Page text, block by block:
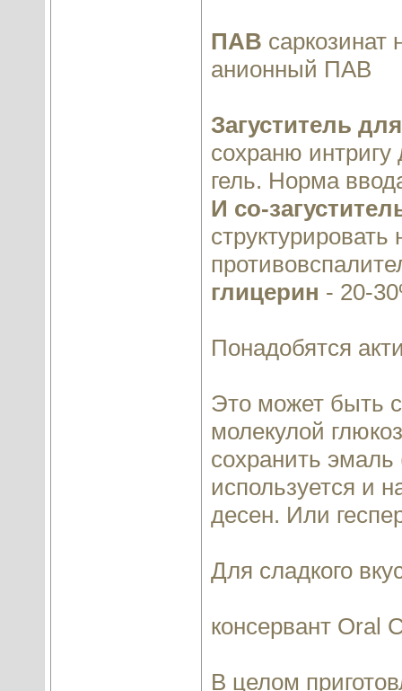
ПАВ
анионный ПАВ
Загуститель
сохраню
гель. Норма
И со-
глицерин - 20-
Понадобятся
Это может быть
молекулой
сохранить
используется и
десен. Или
Для сладкого
консервант Oral
В целом